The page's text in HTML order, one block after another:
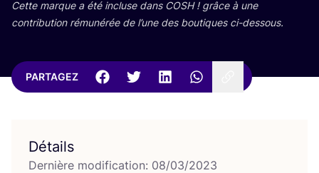
Cette marque a été incluse dans COSH! grâce à une
contri­bu­tion rému­né­rée de l’une des bou­tiques ci-dessous.
PARTAGEZ
Détails
Dernière modification: 08/03/2023